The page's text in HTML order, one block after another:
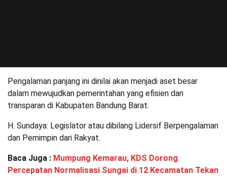
Pengalaman panjang ini dinilai akan menjadi aset besar
dalam mewujudkan pemerintahan yang efisien dan
transparan di Kabupaten Bandung Barat.
H. Sundaya: Legislator atau dibilang Lidersif Berpengalaman
dan Pemimpin dari Rakyat.
Baca Juga : Mumpung Kemarau, KDS Dorong
Percepatan Normalisasi Sungai di 12 Kecamatan Tekan